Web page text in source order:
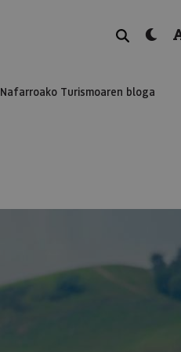
BILATUdark-
Nafarroako Turismoaren bloga